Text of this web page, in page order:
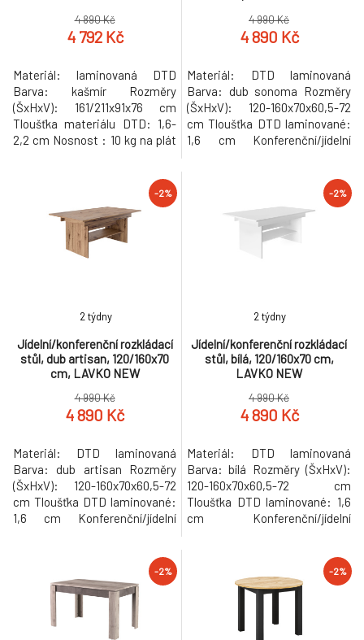
4 890 Kč
4 792 Kč
Materiál: laminovaná DTD
Barva: kašmír Rozměry
(ŠxHxV): 161/211x91x76 cm
Tloušťka materiálu DTD: 1,6-
2,2 cm Nosnost : 10 kg na plát
v demontu Hmotnost: 44.5kg
4 990 Kč
4 890 Kč
Materiál: DTD laminovaná
Barva: dub sonoma Rozměry
(ŠxHxV): 120-160x70x60,5-72
cm Tloušťka DTD laminované:
1,6 cm Konferenční/jídelní
zvedacím mechanismem S
policí Rozměry police: 88x30
cm Vhodný pro 4-6 osob
Nosnost vrchní desky: 20 kg
-2%
Jídelní/konferenční rozkládací
stůl, dub artisan, 120/160x70
cm, LAVKO NEW
2 týdny
4 990 Kč
4 890 Kč
Materiál: DTD laminovaná
Barva: dub artisan Rozměry
(ŠxHxV): 120-160x70x60,5-72
cm Tloušťka DTD laminované:
1,6 cm Konferenční/jídelní
zvedacím mechanismem S
policí Rozměry police: 88x30
cm Vhodný pro 4-6 osob
Nosnost vrchní desky: 20 kg
Moderní Dodáváno v demontu
-2%
Jídelní/konferenční rozkládací
stůl, bílá, 120/160x70 cm,
LAVKO NEW
2 týdny
4 990 Kč
4 890 Kč
Materiál: DTD laminovaná
Barva: bílá Rozměry (ŠxHxV):
120-160x70x60,5-72 cm
Tloušťka DTD laminované: 1,6
cm Konferenční/jídelní
zvedacím mechanismem S
policí Rozměry police: 88x30
cm Vhodný pro 4-6 osob
Moderní Dodáváno v demontu
-2% -2%